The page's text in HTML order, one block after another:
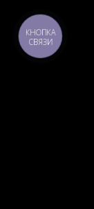
КНОПКА
СВЯЗИ